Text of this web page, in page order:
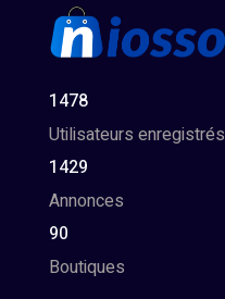
1478
Utilisateurs enregistrés
1429
Annonces
90
Boutiques